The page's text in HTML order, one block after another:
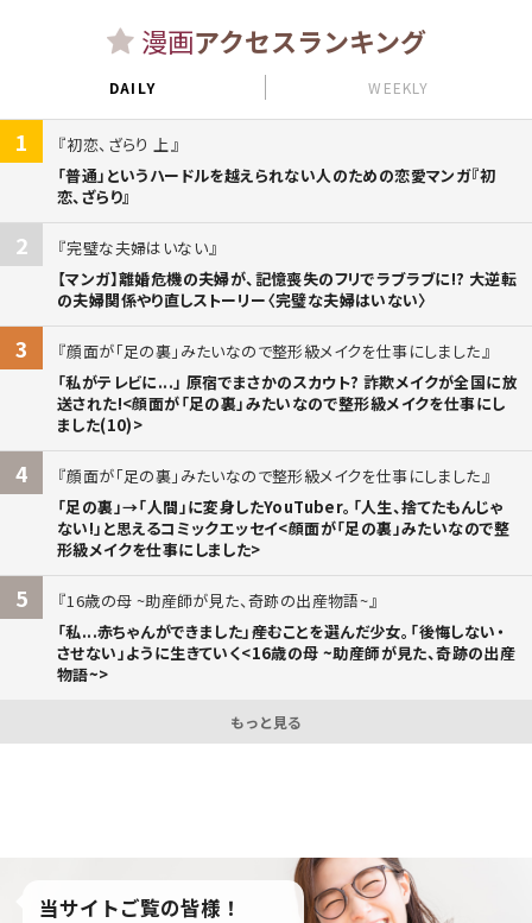
漫画アクセスランキング
DAILY WEEKLY
1
初恋、ざらり 上
「普通」というハードルを越えられない人のための恋愛マンガ『初
恋、ざらり』
2
完璧な夫婦はいない
【マンガ】離婚危機の夫婦が、記憶喪失のフリでラブラブに!? 大逆転
の夫婦関係やり直しストーリー〈完璧な夫婦はいない〉
3
顔面が「足の裏」みたいなので整形級メイクを仕事にしました
「私がテレビに...」 原宿でまさかのスカウト? 詐欺メイクが全国に放
送された!<顔面が「足の裏」みたいなので整形級メイクを仕事にし
ました(10)>
4
顔面が「足の裏」みたいなので整形級メイクを仕事にしました
「足の裏」→「人間」に変身したYouTuber。「人生、捨てたもんじゃ
ない!」と思えるコミックエッセイ<顔面が「足の裏」みたいなので整
形級メイクを仕事にしました>
5
16歳の母 ~助産師が見た、奇跡の出産物語~
「私...赤ちゃんができました」――産むことを選んだ少女。「後悔しない・
させない」ように生きていく<16歳の母 ~助産師が見た、奇跡の出産
物語~>
もっと見る
当サイトご覧の皆様！